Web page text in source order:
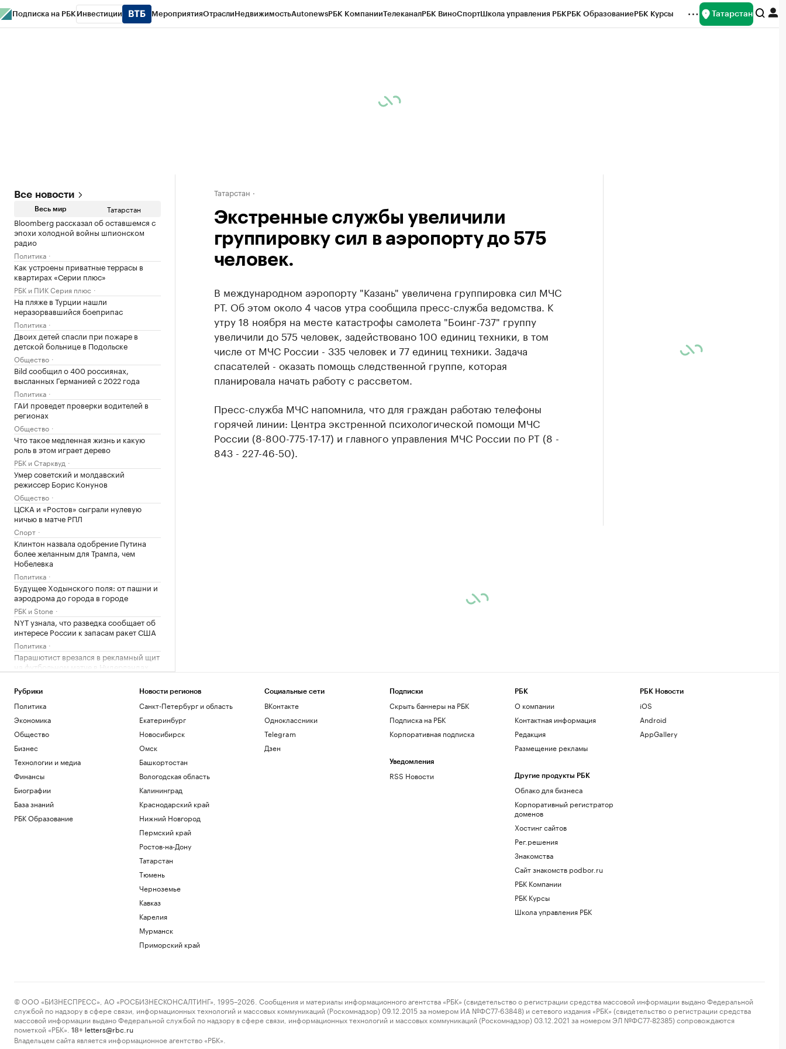
Подписка на РБК Инвестиции МероприятияОтраслиНедвижимостьAutonewsРБК КомпанииТелеканалРБК ВиноСпортШкола управления РБКРБК ОбразованиеРБК Курсы Татарстан
Все новости
Весь мир Татарстан
Bloomberg рассказал об оставшемся с
эпохи холодной войны шпионском
радио
Политика
Как устроены приватные террасы в
квартирах «Серии плюс»
РБК и ПИК Серия плюс
На пляже в Турции нашли
неразорвавшийся боеприпас
Политика
Двоих детей спасли при пожаре в
детской больнице в Подольске
Общество
Bild сообщил о 400 россиянах,
высланных Германией с 2022 года
Политика
ГАИ проведет проверки водителей в
регионах
Общество
Что такое медленная жизнь и какую
роль в этом играет дерево
РБК и Старквуд
Умер советский и молдавский
режиссер Борис Конунов
Общество
ЦСКА и «Ростов» сыграли нулевую
ничью в матче РПЛ
Спорт
Клинтон назвала одобрение Путина
более желанным для Трампа, чем
Нобелевка
Политика
Будущее Ходынского поля: от пашни и
аэродрома до города в городе
РБК и Stone
NYT узнала, что разведка сообщает об
интересе России к запасам ракет США
Политика
Парашютист врезался в рекламный щит
на футбольном матче в Нидерландах
The Atlantic предрек, что детство без
ИИ станет признаком элиты
Киты, тундра и космические пейзажи:
зачем ехать в восточную Арктику
РБК и УК Первая
Ураганный ветер и эвакуация. Кадры
тайфуна «Долфин» в Японии и Китае
Общество
Российский пятиборец завоевал
первое золото на ЧЕ после допуска с
флагом
Турция предложила России и Украине
Пловец Степанов встал на колени и
извинился за критику Парижа на ЧЕ
Вучич предрек затягивание конфликта
Татарстан
Экстренные службы увеличили
группировку сил в аэропорту до 575
человек.
В международном аэропорту "Казань" увеличена группировка сил МЧС
РТ. Об этом около 4 часов утра сообщила пресс-служба ведомства. К
утру 18 ноября на месте катастрофы самолета "Боинг-737" группу
увеличили до 575 человек, задействовано 100 единиц техники, в том
числе от МЧС России - 335 человек и 77 единиц техники. Задача
спасателей - оказать помощь следственной группе, которая
планировала начать работу с рассветом.
Пресс-служба МЧС напомнила, что для граждан работаю телефоны
горячей линии: Центра экстренной психологической помощи МЧС
России (8-800-775-17-17) и главного управления МЧС России по РТ (8 -
843 - 227-46-50).
Рубрики
Политика
Экономика
Общество
Бизнес
Технологии и медиа
Финансы
Биографии
База знаний
РБК Образование
Новости регионов
Санкт-Петербург и область
Екатеринбург
Новосибирск
Омск
Башкортостан
Вологодская область
Калининград
Краснодарский край
Нижний Новгород
Пермский край
Ростов-на-Дону
Татарстан
Тюмень
Черноземье
Кавказ
Карелия
Мурманск
Приморский край
Социальные сети
ВКонтакте
Одноклассники
Telegram
Дзен
Подписки
Скрыть баннеры на РБК
Подписка на РБК
Корпоративная подписка
Уведомления
RSS Новости
РБК
О компании
Контактная информация
Редакция
Размещение рекламы
Другие продукты РБК
Облако для бизнеса
Корпоративный регистратор
доменов
Хостинг сайтов
Рег.решения
Знакомства
Сайт знакомств podbor.ru
РБК Компании
РБК Курсы
Школа управления РБК
РБК Новости
iOS
Android
AppGallery
© ООО «БИЗНЕСПРЕСС», АО «РОСБИЗНЕСКОНСАЛТИНГ», 1995–2026. Сообщения и материалы информационного агентства «РБК» (свидетельство о регистрации средства массовой информации выдано Федеральной
службой по надзору в сфере связи, информационных технологий и массовых коммуникаций (Роскомнадзор) 09.12.2015 за номером ИА №ФС77-63848) и сетевого издания «РБК» (свидетельство о регистрации средства
массовой информации выдано Федеральной службой по надзору в сфере связи, информационных технологий и массовых коммуникаций (Роскомнадзор) 03.12.2021 за номером ЭЛ №ФС77-82385) сопровождаются
пометкой «РБК».
18+ letters@rbc.ru
Владельцем сайта является информационное агентство «РБК».